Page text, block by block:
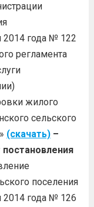
2014 года № 122
регламента
жилого
сельского
(скачать)–
постановления
поселения
2014 года № 126